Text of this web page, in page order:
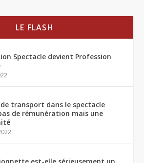
LE FLASH
Spectacle devient Profession
transport dans le spectacle
de rémunération mais une